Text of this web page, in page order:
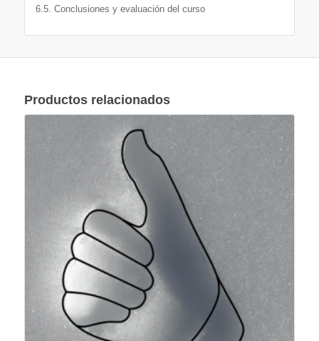
6.5. Conclusiones y evaluación del curso
Productos relacionados